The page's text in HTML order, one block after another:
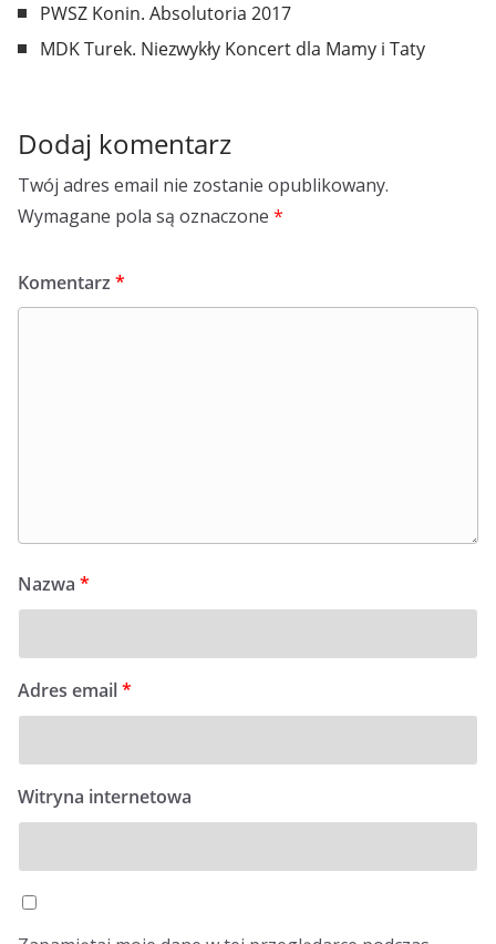
PWSZ Konin. Absolutoria 2017
MDK Turek. Niezwykły Koncert dla Mamy i Taty
Dodaj komentarz
Twój adres email nie zostanie opublikowany.
Wymagane pola są oznaczone *
Komentarz *
Nazwa *
Adres email*
Witryna internetowa